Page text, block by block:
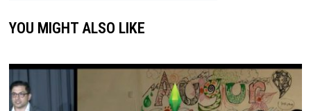
YOU MIGHT ALSO LIKE